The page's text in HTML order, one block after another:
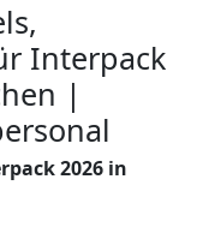
Interpack
|
2026 in